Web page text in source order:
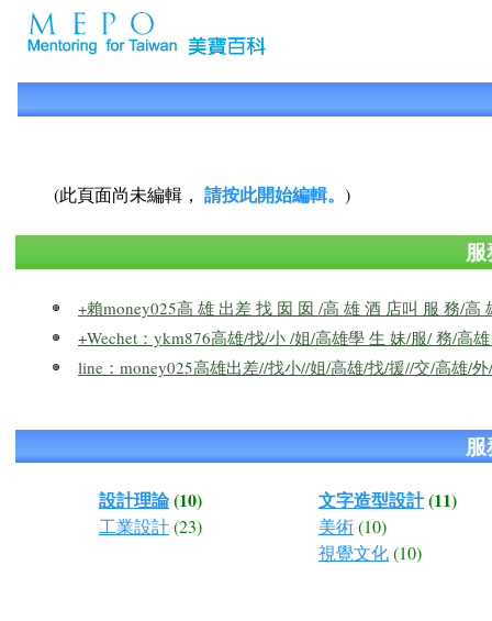
(此頁面尚未編輯， 請按此開始編輯。 )
+賴money025高 雄 出差 找 囡 囡 /高 雄 酒 店叫 服 務/高
+Wechet：ykm876高雄/找/小 /姐/高雄學 生 妹/服/ 務/高
line：money025高雄出差//找小//姐/高雄/找/援//交/高雄/
設計理論(10)
工業設計(23)
文字造型設計(11)
美術(10)
視覺文化(10)